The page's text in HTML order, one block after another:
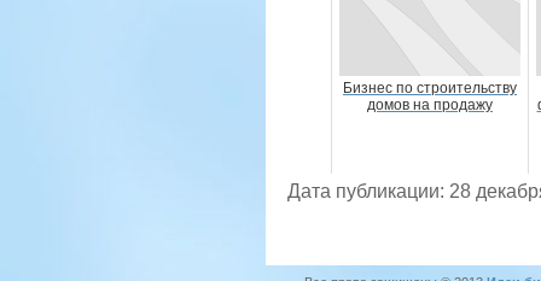
Бизнес по строительству
домов на продажу
Дата публикации: 28